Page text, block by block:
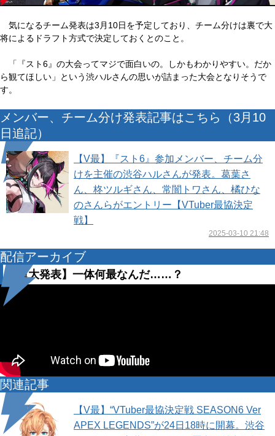
気になるチーム発表は3月10日を予定しており、チーム分けは裏で大
将によるドラフト方式で決定しておくとのこと。
「『スト6』の大会ってマジで面白いの。しかもわかりやすい。だか
ら観てほしい」という渋ハルさんの思いが詰まった大会となりそうで
す。
メンバー、チーム分け発表記事はこちら（3月10
日追記）
【V最】『スト6』参加メンバー、チーム分
けを主催の渋谷ハルさんが発表。葛葉さ
ん、柊ツルギさん、常闇トワさん、橘ひな
のさんらがエントリー【VTuber最協決定
戦】
2025-03-10 21:48
配信アーカイブ
【重大発表】一体何最なんだ……？
関連記事
【V最】“VTuber最協決定戦 SEASON6 Ver
APEX LEGENDS”が24日18時に開幕。渋谷